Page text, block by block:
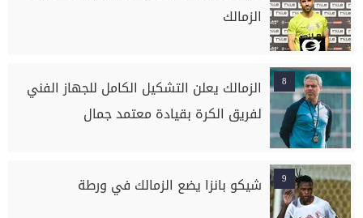
الزمالك
8
الزمالك يعلن التشكيل الكامل للجهاز الفني
لفريق الكرة بقيادة معتمد جمال
9 شيكو بانزا يضع الزمالك في ورطة